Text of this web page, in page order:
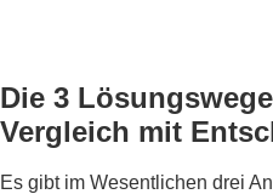
Die 3
Vergleich mit
Es gibt im Wesentlichen drei